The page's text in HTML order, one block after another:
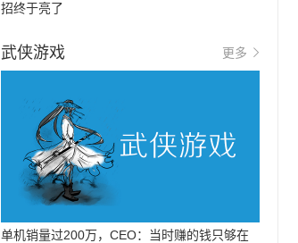
招终于亮了
武侠游戏 更多
单机销量过200万，CEO：当时赚的钱只够在